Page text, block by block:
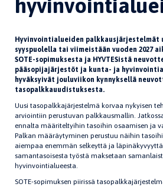
Hyvinvointialueiden palkkausjärjestelmät
syyspuolella tai viimeistään vuoden 2027
SOTE-sopimuksesta ja HYVTESistä
pääsopijajärjestöt ja kunta- ja
hyväksyivät jouluviikon kynnyksellä
tasopalkkauudistuksesta.
Uusi tasopalkkajärjestelmä korvaa nykyisen
arviointiin perustuvan palkkausmallin.
ennalta määriteltyihin tasoihin osaamisen ja
Palkan määräytyminen perustuu näihin
aiempaa enemmän selkeyttä ja
samantasoisesta työstä maksetaan
hyvinvointialueesta.
SOTE-sopimuksen piirissä